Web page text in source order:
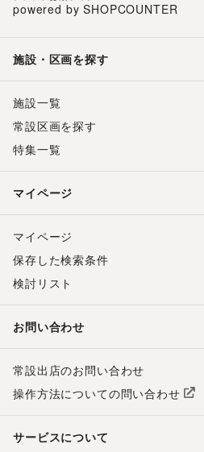
powered by SHOPCOUNTER
施設・区画を探す
施設一覧
常設区画を探す
特集一覧
マイページ
マイページ
保存した検索条件
検討リスト
お問い合わせ
常設出店のお問い合わせ
操作方法についての問い合わせ
サービスについて